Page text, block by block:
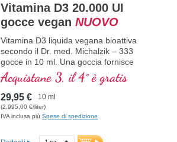
muscolare e alla normale funzione del
sistema immunitario. Prodotto in
Germania senza OGM, in una
produzione propria controllata attiva da
25 anni, vegano, senza additivi e testato
in laboratorio. Sviluppato da medici.
maggiori informazioni su Vitamina
D3 + K2
Vitamina D3 20.000 UI
gocce vegan NUOVO
Vitamina D3 liquida vegana bioattiva
secondo il Dr. med. Michalzik – 333
gocce in 10 ml. Una goccia fornisce
20.000 IE di vitamina D3 vegana.
Massima qualità premium da licheni di
alta qualità controllati (non da alghe!)
esclusivamente vegetale, 100% vegana.
Disciolta in olio di cocco MCT protettivo,
biodisponibilità. Questa combinazione
Acquistane 3, il 4° è gratis
29,95 € 10 ml
(2.995,00 €/liter)
IVA inclusa più Spese di spedizione